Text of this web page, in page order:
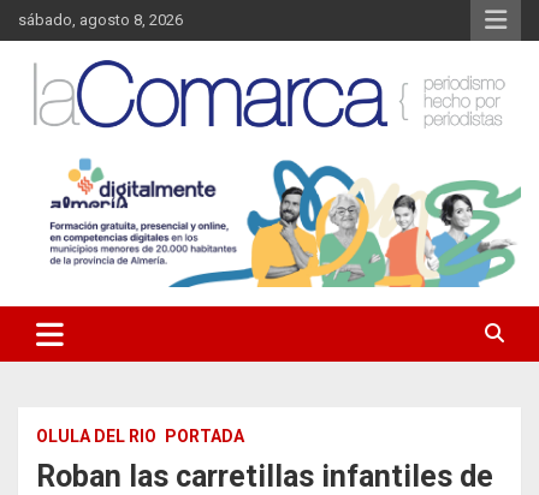
Saltar
al
contenido
sábado, agosto 8, 2026
La Comarca – Noticias del
Almanzora
Almanzora y sus localidades.
OLULA DEL RIO PORTADA
Roban las carretillas infantiles de